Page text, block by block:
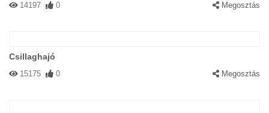
14197 0 Megosztás
Csillaghajó
15175 0 Megosztás